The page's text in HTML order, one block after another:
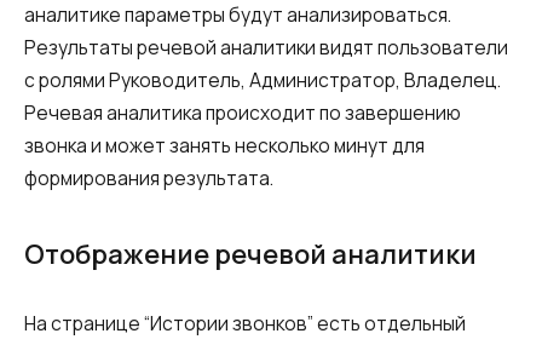
аналитике параметры будут анализироваться.
Результаты речевой аналитики видят пользователи
с ролями Руководитель, Администратор, Владелец.
Речевая аналитика происходит по завершению
звонка и может занять несколько минут для
формирования результата.
Отображение речевой аналитики
На странице “Истории звонков” есть отдельный